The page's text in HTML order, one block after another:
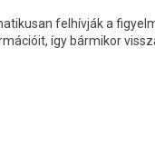
felhívják a
így bármikor